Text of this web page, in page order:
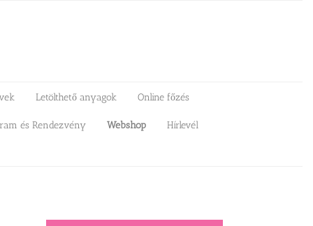
Letölthető anyagok Online főzés
és Rendezvény Webshop Hírlevél